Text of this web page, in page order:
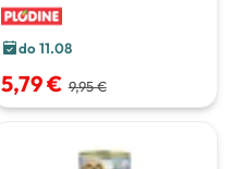
do 11.08
5,79 € 9,95 €